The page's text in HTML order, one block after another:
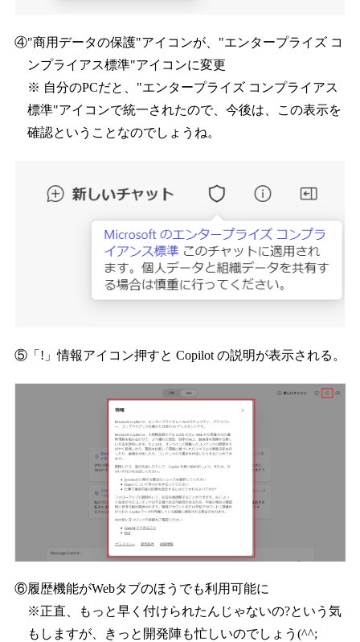
④"商用データの保護"アイコンが、"エンタープライズ コ
ンプライアス標準"アイコンに変更
※ 自分のPCだと、"エンタープライズ コンプライアス
標準"アイコンで統一されたので、今後は、この表示を
確認ということなのでしょうね。
⑤「!」情報アイコン押すと Copilot の説明が表示される。
⑥履歴機能がWebタブのほうでも利用可能に
※正直、もっと早く付けられたんじゃないの?という気
もしますが、きっと開発陣も忙しいのでしょう(^^;